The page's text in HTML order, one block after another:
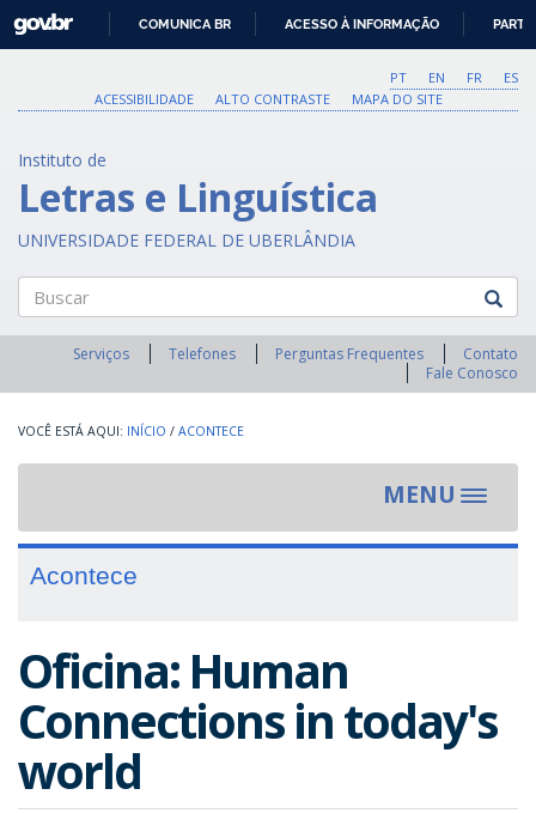
O
CONTEÚDO
GOVBR
COMUNICA BR ACESSO À INFORMAÇÃO
PT EN FR
ES
ACESSIBILIDADE
ALTO CONTRASTE MAPA DO SITE
Instituto de
Letras e Linguística
UNIVERSIDADE FEDERAL DE UBERLÂNDIA
Buscar
Serviços Telefones Perguntas Frequentes
Contato
Fale Conosco
INÍCIO / ACONTECE
MENU
Toggle
Acontece
Oficina: Human
Connections in today's
world